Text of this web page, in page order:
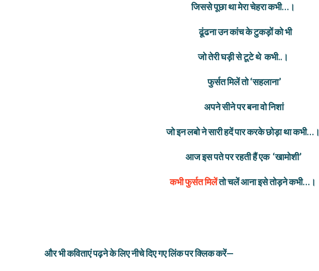
जिससे पूछा था मेरा चेहरा कभी…।
ढूंढना उन कांच के टुकड़ों को भी
जो तेरी घड़ी से टूटे थेकभी..।
फुर्सत मिलें तो ‘सहलाना’
अपने सीने पर बना वो निशां
जो इन लबो ने सारी हदें पार करके छोड़ा था कभी…।
आज इस पते पर रहती हैं एक ‘खामोशी’
कभी फुर्सत मिलेंतो चलें आना इसे तोड़ने कभी…।
और भी कविताएं पढ़ने के लिए नीचे दिए गए लिंक पर क्लिक करें—